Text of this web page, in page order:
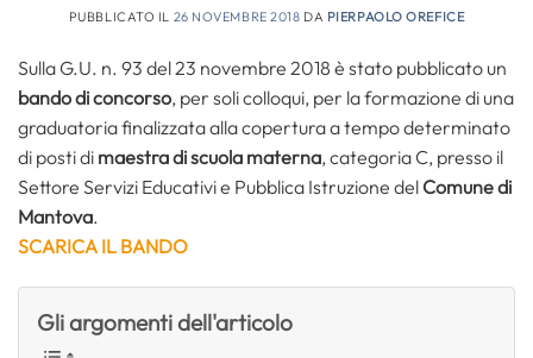
PUBBLICATO IL 26 NOVEMBRE 2018 DA PIERPAOLO OREFICE
Sulla G.U. n. 93 del 23 novembre 2018 è stato pubblicato un
bando di concorso, per soli colloqui, per la formazione di una
graduatoria finalizzata alla copertura a tempo determinato
di posti di maestra di scuola materna, categoria C, presso il
Settore Servizi Educativi e Pubblica Istruzione del Comune di
Mantova.
SCARICA IL BANDO
Gli argomenti dell'articolo